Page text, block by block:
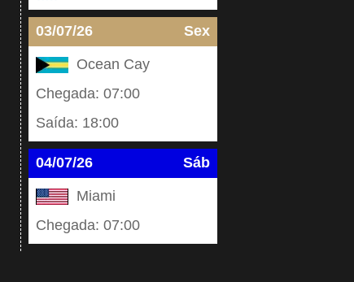
03/07/26 Sex
Ocean Cay
Chegada: 07:00
Saída: 18:00
04/07/26 Sáb
Miami
Chegada: 07:00